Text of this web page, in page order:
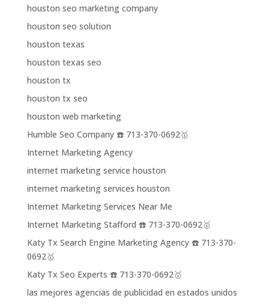
houston seo marketing company
houston seo solution
houston texas
houston texas seo
houston tx
houston tx seo
houston web marketing
Humble Seo Company ☎️ 713-370-0692🥇
Internet Marketing Agency
internet marketing service houston
internet marketing services houston
Internet Marketing Services Near Me
Internet Marketing Stafford ☎️ 713-370-0692🥇
Katy Tx Search Engine Marketing Agency ☎️ 713-370-
0692🥇
Katy Tx Seo Experts ☎️ 713-370-0692🥇
las mejores agencias de publicidad en estados unidos